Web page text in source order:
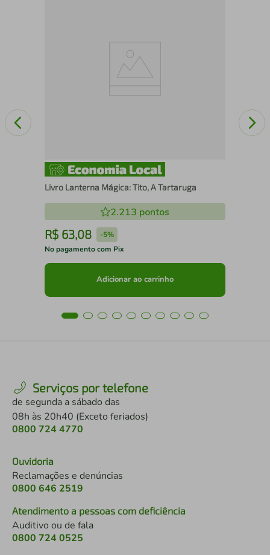
Livro Lanterna Mágica: Tito, A Tartaruga
2.213 pontos
R$ 63,08 -5%
No pagamento com Pix
Adicionar ao carrinho
Serviços por telefone
de segunda a sábado das
08h às 20h40 (Exceto feriados)
0800 724 4770
Ouvidoria
Reclamações e denúncias
0800 646 2519
Atendimento a pessoas com deficiência
Auditivo ou de fala
0800 724 0525